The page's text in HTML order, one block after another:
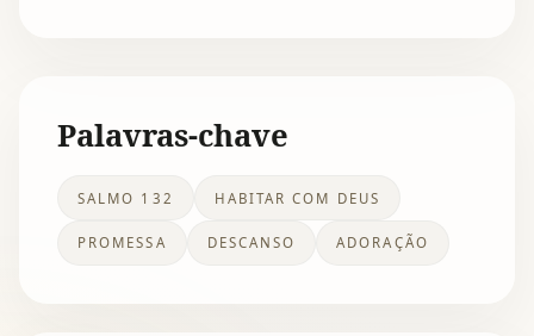
Palavras-chave
SALMO 132 HABITAR COM DEUS
PROMESSA DESCANSO ADORAÇÃO